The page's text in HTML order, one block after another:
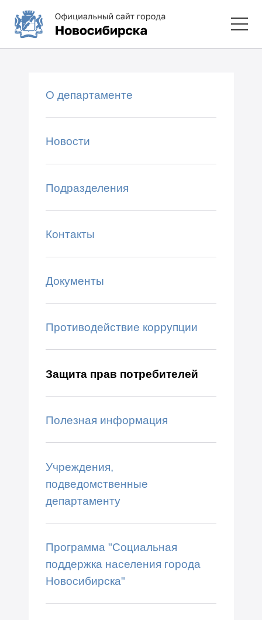
О департаменте
Новости
Подразделения
Контакты
Документы
Противодействие коррупции
Защита прав потребителей
Полезная информация
Учреждения,
подведомственные
департаменту
Программа "Социальная
поддержка населения города
Новосибирска"